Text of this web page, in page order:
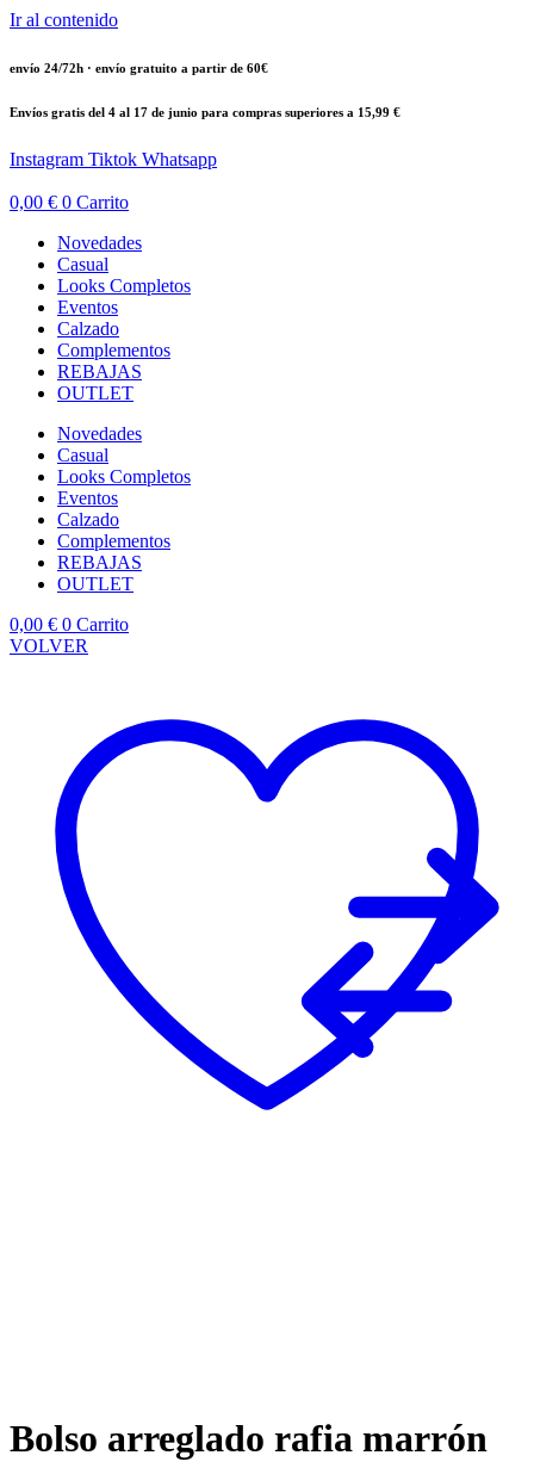
Ir al contenido
envío 24/72h · envío gratuito a partir de 60€
Envíos gratis del 4 al 17 de junio para compras superiores a 15,99 €
Instagram Tiktok Whatsapp
0,00 € 0 Carrito
Novedades
Casual
Looks Completos
Eventos
Calzado
Complementos
REBAJAS
OUTLET
Novedades
Casual
Looks Completos
Eventos
Calzado
Complementos
REBAJAS
OUTLET
0,00 € 0 Carrito
VOLVER
Bolso arreglado rafia marrón